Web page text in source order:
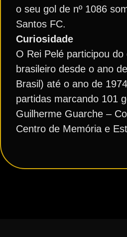
o seu gol de nº 1086
Santos FC.
Curiosidade
O Rei Pelé participou
brasileiro desde o ano
Brasil) até o ano de
partidas marcando 101
Guilherme Guarche –
Centro de Memória e